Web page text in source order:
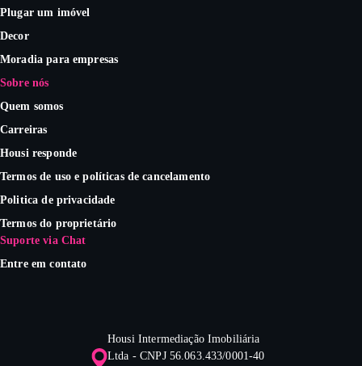
Plugar um imóvel
Decor
Moradia para empresas
Sobre nós
Quem somos
Carreiras
Housi responde
Termos de uso e políticas de cancelamento
Politica de privacidade
Termos do proprietário
Suporte via Chat
Entre em contato
Housi Intermediação Imobiliária
Ltda - CNPJ 56.063.433/0001-40